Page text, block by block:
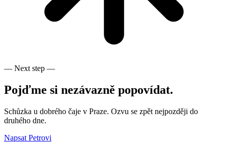
— Next step —
Pojďme si nezávazně popovídat.
Schůzka u dobrého čaje v Praze. Ozvu se zpět nejpozději do
druhého dne.
Napsat Petrovi